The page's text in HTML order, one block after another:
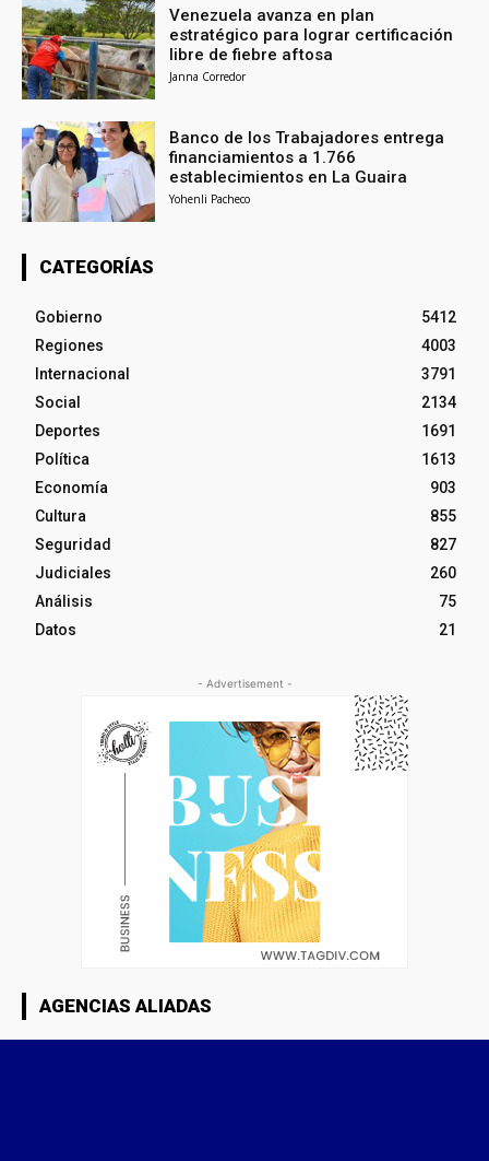
Venezuela avanza en plan
estratégico para lograr certificación
libre de fiebre aftosa
Janna Corredor
Banco de los Trabajadores entrega
financiamientos a 1.766
establecimientos en La Guaira
Yohenli Pacheco
CATEGORÍAS
Gobierno
5412
Regiones
4003
Internacional
3791
Social
2134
Deportes
1691
Política
1613
Economía
903
Cultura
855
Seguridad
827
Judiciales
260
Análisis
75
Datos
21
- Advertisement -
AGENCIAS ALIADAS